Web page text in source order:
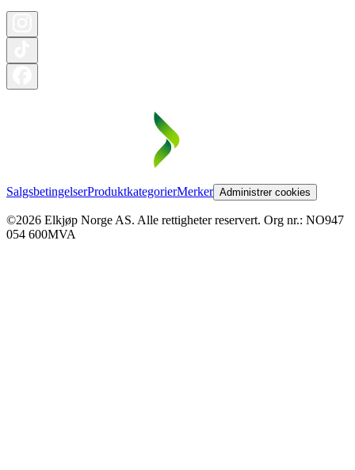
SalgsbetingelserProduktkategorierMerker Administrer cookies
©2026 Elkjøp Norge AS. Alle rettigheter reservert. Org nr.: NO947
054 600MVA